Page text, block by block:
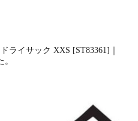
ライサック XXS [ST83361]｜